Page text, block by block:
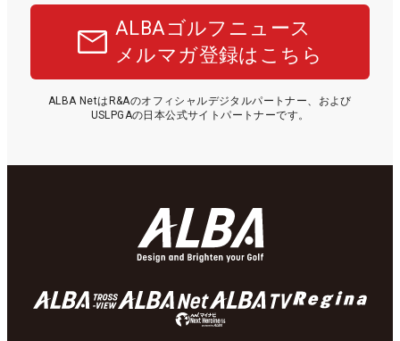
ALBAゴルフニュース
メルマガ登録はこちら
ALBA NetはR&Aのオフィシャルデジタルパートナー、および
USLPGAの日本公式サイトパートナーです。